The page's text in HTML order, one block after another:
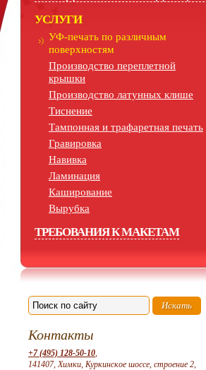
УСЛУГИ
УФ-печать по различным
поверхностям
Производство переплетной
крышки
Производство латунных клише
Тиснение
Тампонная и трафаретная печать
Гравировка
Навивка
Ламинация
Каширование
Вырубка
ТРЕБОВАНИЯ К МАКЕТАМ
Контакты
+7 (495) 128-50-10,
141407, Химки, Куркинское шоссе, строение 2,